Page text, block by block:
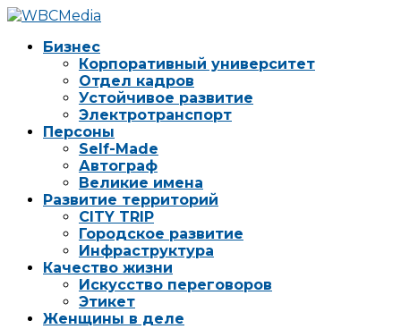
Бизнес
Корпоративный университет
Отдел кадров
Устойчивое развитие
Электротранспорт
Персоны
Self-Made
Автограф
Великие имена
Развитие территорий
CITY TRIP
Городское развитие
Инфраструктура
Качество жизни
Искусство переговоров
Этикет
Женщины в деле